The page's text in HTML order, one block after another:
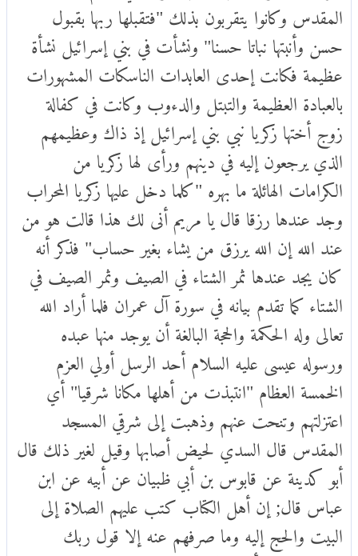
المقدس وكانوا يتقربون بذلك "فتقبلها ربها بقبول
حسن وأنبتها نباتا حسنا" ونشأت في بني إسرائيل نشأة
عظيمة فكانت إحدى العابدات الناسكات المشهورات
بالعبادة العظيمة والتبتل والدءوب وكانت في كفالة
زوج أختها زكريا نبي بني إسرائيل إذ ذاك وعظيمهم
الذي يرجعون إليه في دينهم ورأى لها زكريا من
الكرامات الهائلة ما بهره "كلما دخل عليها زكريا المحراب
وجد عندها رزقا قال يا مريم أنى لك هذا قالت هو من
عند الله إن الله يرزق من يشاء بغير حساب" فذكر أنه
كان يجد عندها ثمر الشتاء في الصيف وثمر الصيف في
الشتاء كما تقدم بيانه في سورة آل عمران فلما أراد الله
تعالى وله الحكمة والحجة البالغة أن يوجد منها عبده
ورسوله عيسى عليه السلام أحد الرسل أولي العزم
الخمسة العظام "انتبذت من أهلها مكانا شرقيا" أي
اعتزلتهم وتنحت عنهم وذهبت إلى شرقي المسجد
المقدس قال السدي لحيض أصابها وقيل لغير ذلك قال
أبو كدينة عن قابوس بن أبي ظبيان عن أبيه عن ابن
عباس قال; إن أهل الكتاب كتب عليهم الصلاة إلى
البيت والحج إليه وما صرفهم عنه إلا قول ربك